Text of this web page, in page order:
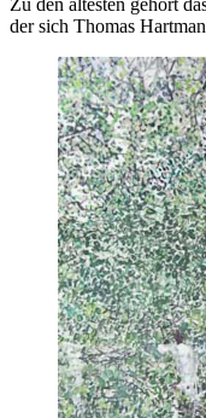
der sich Thomas